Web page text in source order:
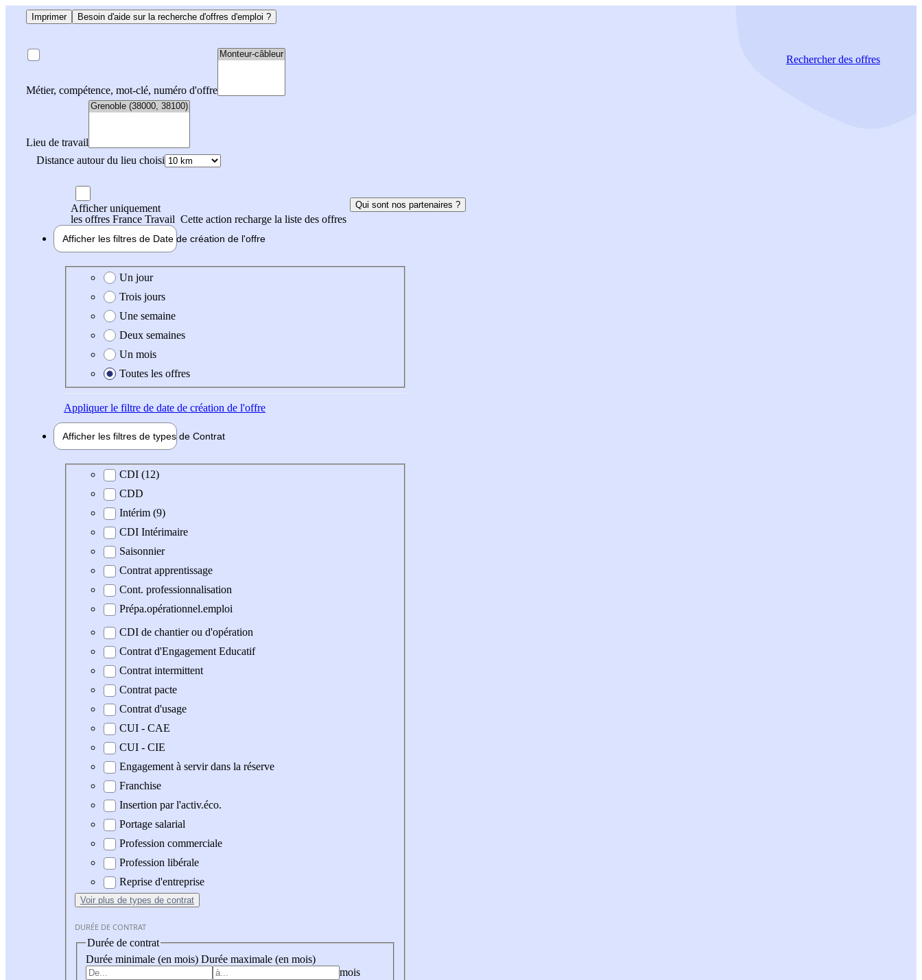
Imprimer Besoin d'aide sur la recherche d'offres d'emploi ?
Métier, compétence, mot-clé, numéro d'offre
Lieu de travail
Distance autour du lieu choisi
Rechercherdes offres
Afficher uniquement
les offres France Travail Cette action recharge la liste des offres
Qui sont nos partenaires ?
Afficher les filtres de Date de création de l'offre
Date de création de l'offre
Un jour
Trois jours
Une semaine
Deux semaines
Un mois
Toutes les offres
Appliquerle filtre de date de création de l'offre
Afficher les filtres de types de Contrat
Type de contratCDI (12)
CDD
Intérim (9)
CDI Intérimaire
Saisonnier
Contrat apprentissage
Cont. professionnalisation
Prépa.opérationnel.emploi
CDI de chantier ou d'opération
Contrat d'Engagement Educatif
Contrat intermittent
Contrat pacte
Contrat d'usage
CUI - CAE
CUI - CIE
Engagement à servir dans la réserve
Franchise
Insertion par l'activ.éco.
Portage salarial
Profession commerciale
Profession libérale
Reprise d'entreprise
Voir plus de types de contrat
DURÉE DE CONTRAT
Durée de contrat
Durée minimale (en mois) Durée maximale (en mois)
mois